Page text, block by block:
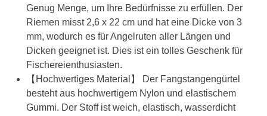
Genug Menge, um Ihre Bedürfnisse zu erfüllen. Der
Riemen misst 2,6 x 22 cm und hat eine Dicke von 3
mm, wodurch es für Angelruten aller Längen und
Dicken geeignet ist. Dies ist ein tolles Geschenk für
Fischereienthusiasten.
【Hochwertiges Material】 Der Fangstangengürtel
besteht aus hochwertigem Nylon und elastischem
Gummi. Der Stoff ist weich, elastisch, wasserdicht